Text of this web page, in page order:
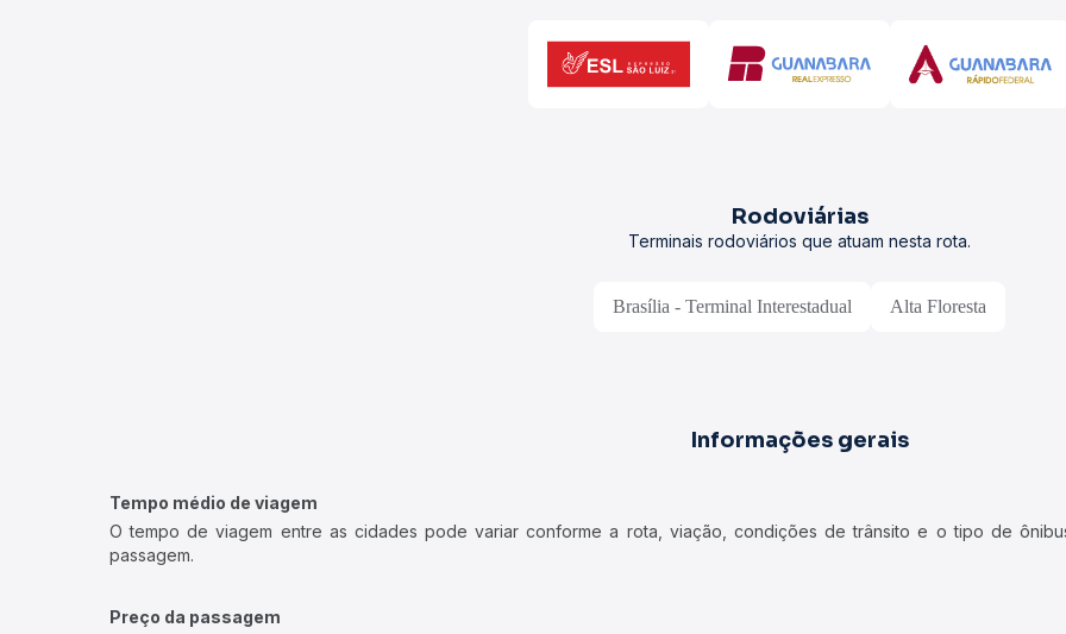
Rodoviárias
Terminais rodoviários que atuam nesta rota.
Brasília - Terminal Interestadual Alta Floresta
Informações gerais
Tempo médio de viagem
O tempo de viagem entre as cidades pode variar conforme a rota, viação, condições de trânsito e o tipo de
passagem.
Preço da passagem